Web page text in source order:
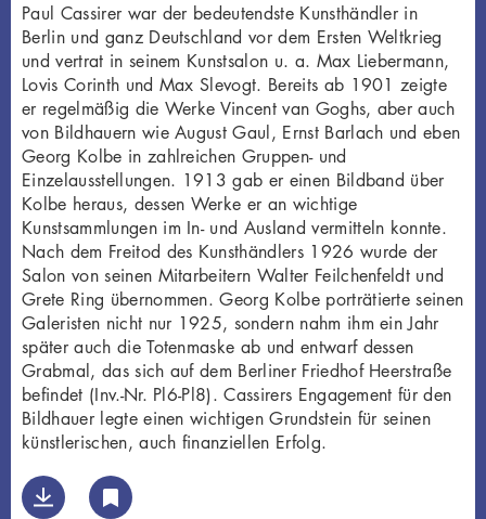
Paul Cassirer war der bedeutendste Kunsthändler in
Berlin und ganz Deutschland vor dem Ersten Weltkrieg
und vertrat in seinem Kunstsalon u. a. Max Liebermann,
Lovis Corinth und Max Slevogt. Bereits ab 1901 zeigte
er regelmäßig die Werke Vincent van Goghs, aber auch
von Bildhauern wie August Gaul, Ernst Barlach und eben
Georg Kolbe in zahlreichen Gruppen- und
Einzelausstellungen. 1913 gab er einen Bildband über
Kolbe heraus, dessen Werke er an wichtige
Kunstsammlungen im In- und Ausland vermitteln konnte.
Nach dem Freitod des Kunsthändlers 1926 wurde der
Salon von seinen Mitarbeitern Walter Feilchenfeldt und
Grete Ring übernommen. Georg Kolbe porträtierte seinen
Galeristen nicht nur 1925, sondern nahm ihm ein Jahr
später auch die Totenmaske ab und entwarf dessen
Grabmal, das sich auf dem Berliner Friedhof Heerstraße
befindet (Inv.-Nr. Pl6-Pl8). Cassirers Engagement für den
Bildhauer legte einen wichtigen Grundstein für seinen
künstlerischen, auch finanziellen Erfolg.